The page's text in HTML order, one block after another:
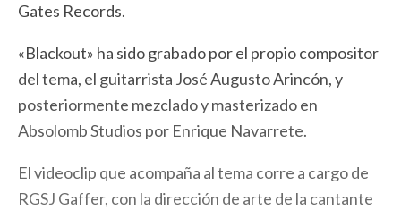
Gates Records.
«Blackout» ha sido grabado por el propio compositor
del tema, el guitarrista José Augusto Arincón, y
posteriormente mezclado y masterizado en
Absolomb Studios por Enrique Navarrete.
El videoclip que acompaña al tema corre a cargo de
RGSJ Gaffer, con la dirección de arte de la cantante